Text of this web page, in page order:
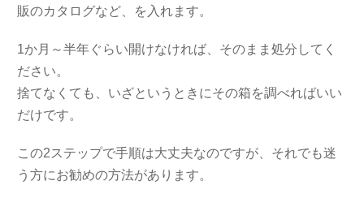
販のカタログなど、を入れます。
1か月～半年ぐらい開けなければ、そのまま処分してく
ださい。
捨てなくても、いざというときにその箱を調べればいい
だけです。
この2ステップで手順は大丈夫なのですが、それでも迷
う方にお勧めの方法があります。